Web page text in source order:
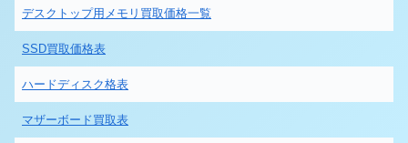
デスクトップ用メモリ買取価格一覧
SSD買取価格表
ハードディスク格表
マザーボード買取表